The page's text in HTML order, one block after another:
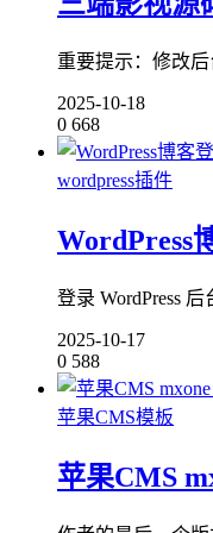
重要提示：修改
2025-10-18
0 668
wordpress插件
WordPress
登录 WordPress
2025-10-17
0 588
苹果CMS模板
苹果CMS